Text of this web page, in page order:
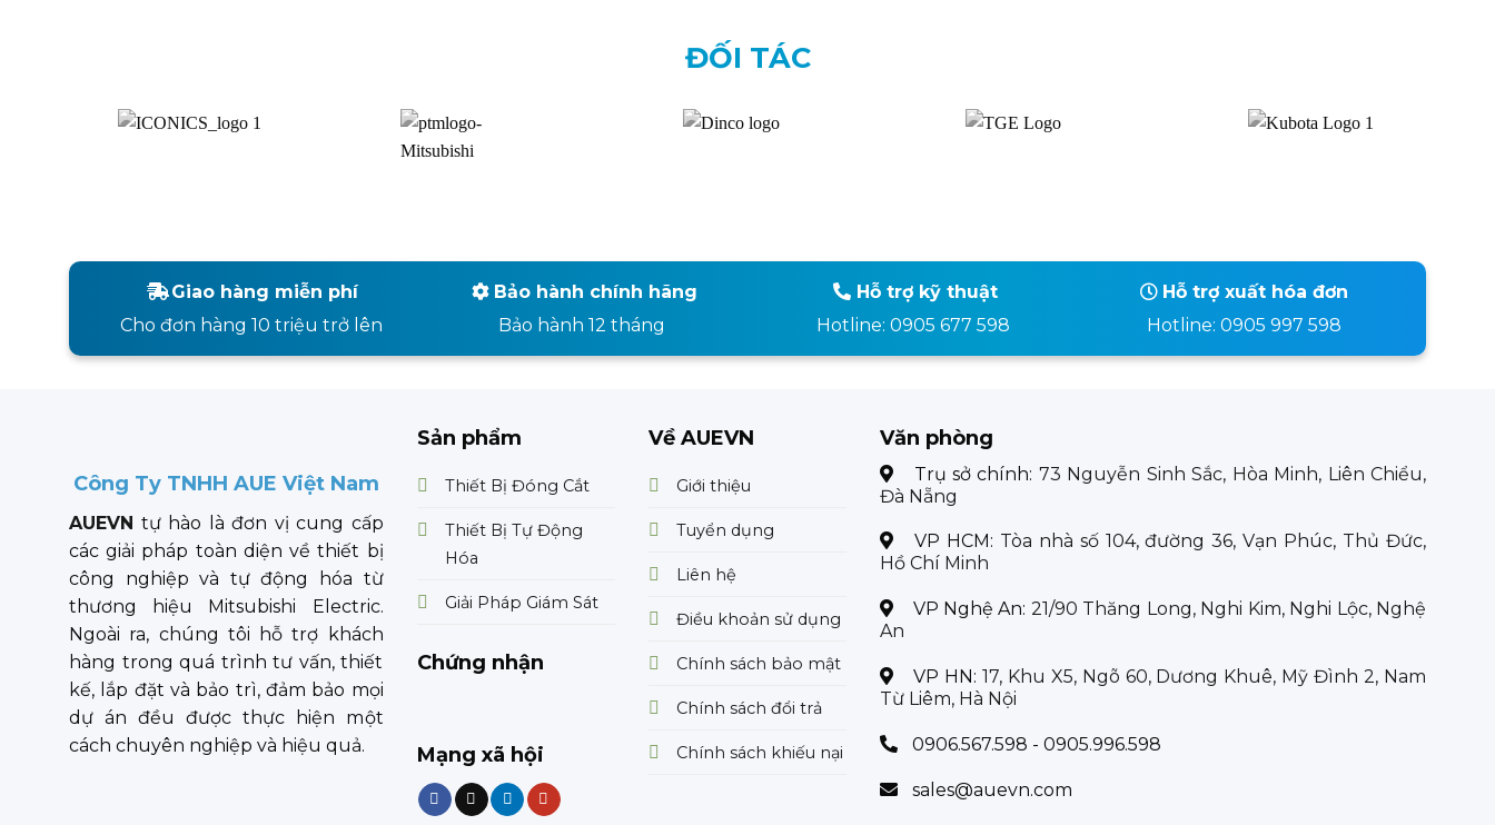
ĐỐI TÁC
Giao hàng miễn phí
Cho đơn hàng 10 triệu trở lên
Bảo hành chính hãng
Bảo hành 12 tháng
Hỗ trợ kỹ thuật
Hotline: 0905 677 598
Hỗ trợ xuất hóa đơn
Hotline: 0905 997 598
Công Ty TNHH AUE Việt Nam
AUEVN tự hào là đơn vị cung cấp
các giải pháp toàn diện về thiết bị
công nghiệp và tự động hóa từ
thương hiệu Mitsubishi Electric.
Ngoài ra, chúng tôi hỗ trợ khách
hàng trong quá trình tư vấn, thiết
kế, lắp đặt và bảo trì, đảm bảo mọi
dự án đều được thực hiện một
cách chuyên nghiệp và hiệu quả.
Sản phẩm
Thiết Bị Đóng Cắt
Thiết Bị Tự Động
Hóa
Giải Pháp Giám Sát
Chứng nhận
Mạng xã hội
Về AUEVN
Giới thiệu
Tuyển dụng
Liên hệ
Điều khoản sử dụng
Chính sách bảo mật
Chính sách đổi trả
Chính sách khiếu nại
Văn phòng
Trụ sở chính: 73 Nguyễn Sinh Sắc, Hòa Minh, Liên Chiểu,
Đà Nẵng
VP HCM: Tòa nhà số 104, đường 36, Vạn Phúc, Thủ Đức,
Hồ Chí Minh
VP Nghệ An: 21/90 Thăng Long, Nghi Kim, Nghi Lộc, Nghệ
An
VP HN: 17, Khu X5, Ngõ 60, Dương Khuê, Mỹ Đình 2, Nam
Từ Liêm, Hà Nội
0906.567.598 - 0905.996.598
sales@auevn.com